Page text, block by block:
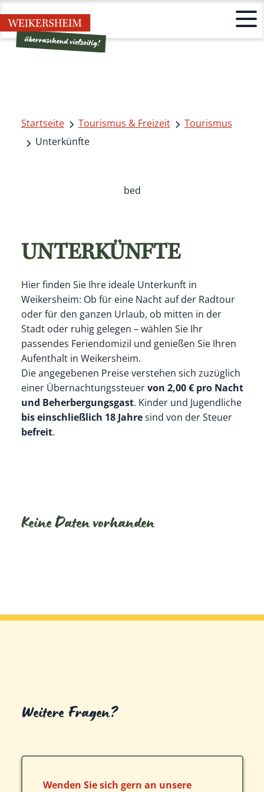
Startseite Tourismus & Freizeit
Tourismus
Unterkünfte
UNTERKÜNFTE
Hier finden Sie Ihre ideale Unterkunft in
Weikersheim: Ob für eine Nacht auf der Radtour
oder für den ganzen Urlaub, ob mitten in der
Stadt oder ruhig gelegen – wählen Sie Ihr
passendes Feriendomizil und genießen Sie Ihren
Aufenthalt in Weikersheim.
Die angegebenen Preise verstehen sich zuzüglich
einer Übernachtungssteuervon 2,00 € pro Nacht
und Beherbergungsgast. Kinder und Jugendliche
bis einschließlich 18 Jahresind von der Steuer
befreit.
bed
Keine Daten vorhanden
Weitere Fragen?
Wenden Sie sich gern an unsere